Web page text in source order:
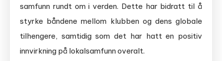
samfunn rundt om i verden. Dette har bidratt til å
styrke båndene mellom klubben og dens globale
tilhengere, samtidig som det har hatt en positiv
innvirkning på lokalsamfunn overalt.